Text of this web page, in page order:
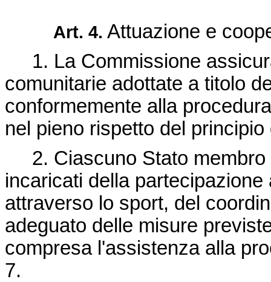
Art. 4. Attuazione e
1. La Commissione
comunitarie adottate a titolo
conformemente alla
nel pieno rispetto del
2. Ciascuno Stato
incaricati della
attraverso lo sport, del
adeguato delle misure
compresa l'assistenza alla
7.